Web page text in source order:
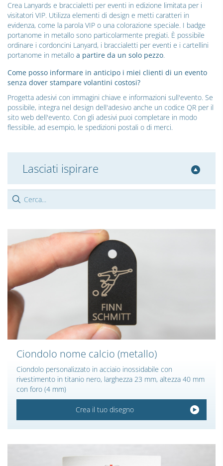
Crea Lanyards e braccialetti per eventi in edizione limitata per i
visitatori VIP. Utilizza elementi di design e metti caratteri in
evidenza, come la parola VIP o una colorazione speciale. I badge
portanome in metallo sono particolarmente pregiati. È possibile
ordinare i cordoncini Lanyard, i braccialetti per eventi e i cartellini
portanome in metallo a partire da un solo pezzo.
Come posso informare in anticipo i miei clienti di un evento
senza dover stampare volantini costosi?
Progetta adesivi con immagini chiave e informazioni sull'evento. Se
possibile, integra nel design dell'adesivo anche un codice QR per il
sito web dell'evento. Con gli adesivi puoi completare in modo
flessibile, ad esempio, le spedizioni postali o di merci.
Lasciati ispirare
Ciondolo nome calcio (metallo)
Ciondolo personalizzato in acciaio inossidabile con
rivestimento in titanio nero, larghezza 23 mm, altezza 40 mm
con foro (4 mm)
Crea il tuo disegno